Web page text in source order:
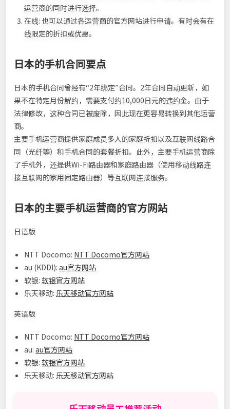
运营商的同时进行选择。
在线: 也可以通过各运营商的官方网站进行申请。有时会有在
线限定的折扣或优惠。
日本的手机合同要点
日本的手机合同曾经有“2年绑定”合同。2年合同自动更新，如
果不在特定月份解约，需要支付约10,000日元的违约金。由于
法律修改，这种合同已被废除，因此现在更容易转换到其他运营
商。
主要手机运营商提供家庭成员多人的家庭折扣以及互联网线路合
同（光纤等）和手机合同的套餐折扣。此外，主要手机运营商除
了手机外，还提供Wi-Fi路由器和家庭路由器（使用移动线路连
接互联网的家用固定路由器）等互联网连接服务。
日本的主要手机运营商的官方网站
日语版
NTT Docomo: NTT Docomo官方网站
au (KDDI):au官方网站
软银:软银官方网站
乐天移动: 乐天移动官方网站
英语版
NTT Docomo: NTT Docomo官方网站
au:au官方网站
软银:软银官方网站
乐天移动: 乐天移动官方网站